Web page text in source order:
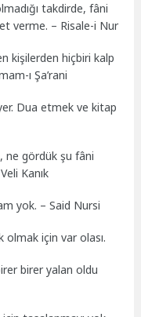
takdirde, fâni
verme. – Risale-i Nur
kişilerden hiçbiri kalp
ı Şa’rani
Dua etmek ve kitap
ne gördük şu fâni
Kanık
yok. – Said Nursi
için var olası.
birer yalan oldu